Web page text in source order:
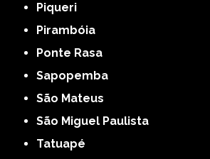
Piqueri
Pirambóia
Ponte Rasa
Sapopemba
São Mateus
São Miguel Paulista
Tatuapé